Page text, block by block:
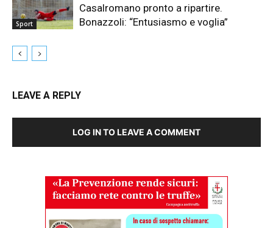
Sport
Casalromano pronto a ripartire.
Bonazzoli: “Entusiasmo e voglia”
LEAVE A REPLY
LOG IN TO LEAVE A COMMENT